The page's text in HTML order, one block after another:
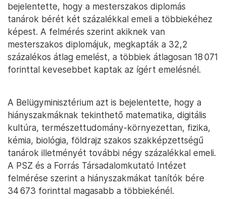
bejelentette, hogy a mesterszakos diplomás
tanárok bérét két százalékkal emeli a többiekéhez
képest. A felmérés szerint akiknek van
mesterszakos diplomájuk, megkapták a 32,2
százalékos átlag emelést, a többiek átlagosan 18 071
forinttal kevesebbet kaptak az ígért emelésnél.
A Belügyminisztérium azt is bejelentette, hogy a
hiányszakmáknak tekinthető matematika, digitális
kultúra, természettudomány-környezettan, fizika,
kémia, biológia, földrajz szakos szakképzettségű
tanárok illetményét további négy százalékkal emeli.
A PSZ és a Forrás Társadalomkutató Intézet
felmérése szerint a hiányszakmákat tanítók bére
34 673 forinttal magasabb a többiekénél.